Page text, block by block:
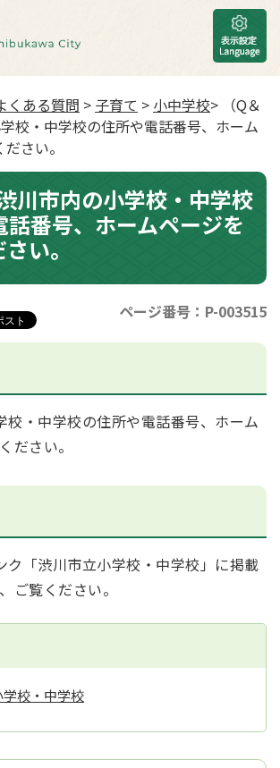
くある質問 > 子育て > 小中学校> （Q＆
校・中学校の住所や電話番号、ホーム
さい。
川市内の小学校・中学校
話番号、ホームページを
い。
ページ番号：P-003515
校・中学校の住所や電話番号、ホーム
ださい。
ク「渋川市立小学校・中学校」に掲載
ご覧ください。
校・中学校